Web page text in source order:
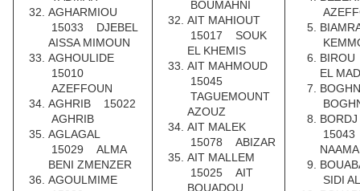
AGHARMIOU
15033 DJEBEL
AISSA MIMOUN
AGHOULIDE
15010
AZEFFOUN
AGHRIB 15022
AGHRIB
AGLAGAL
15029 ALMA
BENI ZMENZER
AGOULMIME
BOUMAHNI
AIT MAHIOUT
15017 SOUK
EL KHEMIS
AIT MAHMOUD
15045
TAGUEMOUNT
AZOUZ
AIT MALEK
15078 ABIZAR
AIT MALLEM
15025 AIT
BOUADOU
EL
SIDI